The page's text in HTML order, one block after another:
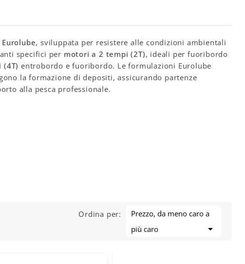
, sviluppata per resistere alle condizioni ambientali
specifici per motori a 2 tempi (2T), ideali per fuoribordo
entrobordo e fuoribordo. Le formulazioni Eurolube
la formazione di depositi, assicurando partenze
alla pesca professionale.
Ordina per:
Prezzo, da meno caro a
più caro
